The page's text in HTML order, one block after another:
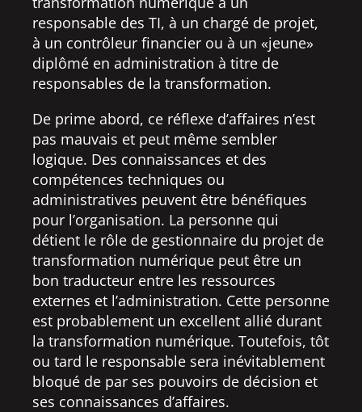
responsable des TI, à un chargé de projet,
à un contrôleur financier ou à un «jeune»
diplômé en administration à titre de
responsables de la transformation.
De prime abord, ce réflexe d’affaires n’est
pas mauvais et peut même sembler
logique. Des connaissances et des
compétences techniques ou
administratives peuvent être bénéfiques
pour l’organisation. La personne qui
détient le rôle de gestionnaire du projet de
transformation numérique peut être un
bon traducteur entre les ressources
externes et l’administration. Cette personne
est probablement un excellent allié durant
la transformation numérique. Toutefois, tôt
ou tard le responsable sera inévitablement
bloqué de par ses pouvoirs de décision et
ses connaissances d’affaires.